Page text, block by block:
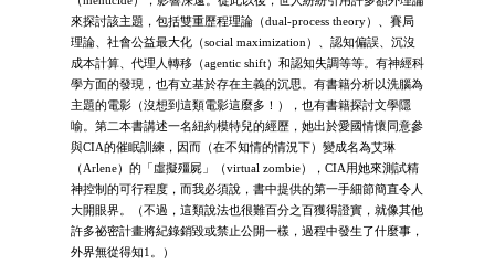
來探討該主題，包括雙重歷程理論（dual-process theory）、賽局
理論、社會公益最大化（social maximization）、認知偏誤、沉沒
成本計算、代理人轉移（agentic shift）和認知失調等等。有神經科
學方面的發現，也有立基於存在主義的沉思。有書籍分析以洗腦為
主題的電影（沒想到這類電影這麼多！），也有書籍探討文學隱
喻。第二本書講述一名紐約模特兒的經歷，她出於愛國情懷同意參
與CIA的催眠訓練，因而（在不知情的情況下）變成名為艾琳
（Arlene）的「虛擬殭屍」（virtual zombie），CIA用她來測試精
神控制的可行程度，而我必須說，書中提供的第一手細節簡直令人
大開眼界。（不過，這類說法也很難百分之百獲得證實，就像其他
許多祕密計畫將紀錄銷毀或禁止公開一樣，過程中發生了什麼事，
外界無從得知1。）